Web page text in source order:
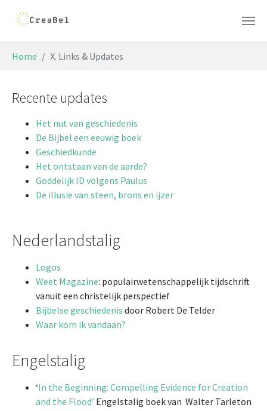
Home X. Links & Updates
Recente updates
Skip navigation block
Het nut van geschiedenis
De Bijbel een eeuwig boek
Geschiedkunde
Het ontstaan van de aarde?
Goddelijk ID volgens Paulus
De illusie van steen, brons en ijzer
Nederlandstalig
Logos
Weet Magazine: populairwetenschappelijk tijdschrift
vanuit een christelijk perspectief
Bijbelse geschiedenis door Robert De Telder
Waar kom ik vandaan?
Engelstalig
‘In the Beginning: Compelling Evidence for Creation
and the Flood’ Engelstalig boek van Walter Tarleton